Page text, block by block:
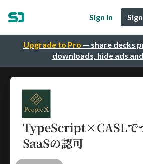
Upgrade to Pro — share decks
downloads, hide ads
Sign in